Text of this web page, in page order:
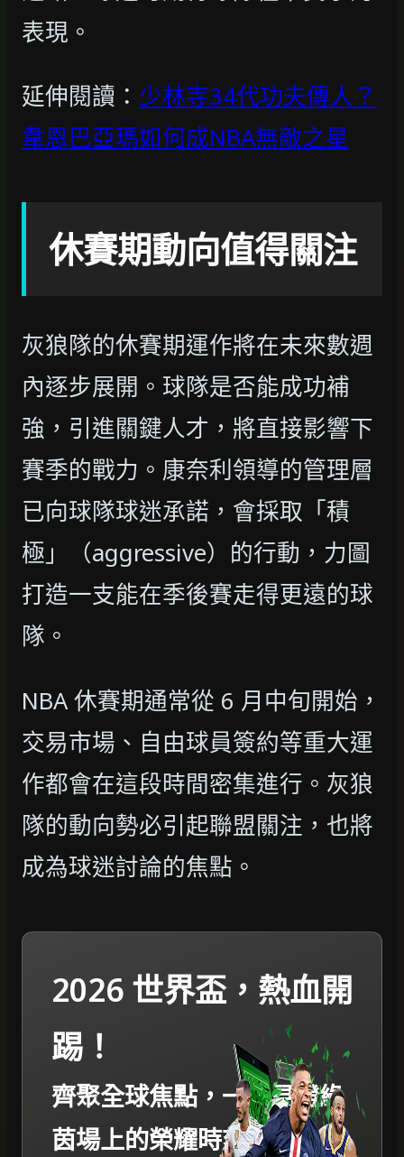
表現。
延伸閱讀： 少林寺34代功夫傳人？
韋恩巴亞瑪如何成NBA無敵之星
休賽期動向值得關注
灰狼隊的休賽期運作將在未來數週
內逐步展開。球隊是否能成功補
強，引進關鍵人才，將直接影響下
賽季的戰力。康奈利領導的管理層
已向球隊球迷承諾，會採取「積
極」（aggressive）的行動，力圖
打造一支能在季後賽走得更遠的球
隊。
NBA 休賽期通常從 6 月中旬開始，
交易市場、自由球員簽約等重大運
作都會在這段時間密集進行。灰狼
隊的動向勢必引起聯盟關注，也將
成為球迷討論的焦點。
2026 世界盃，熱血開
踢！
齊聚全球焦點，一起見證綠
茵場上的榮耀時刻。